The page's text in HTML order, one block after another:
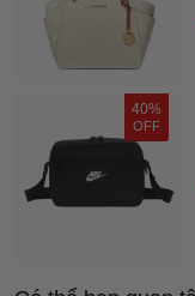
40%
OFF